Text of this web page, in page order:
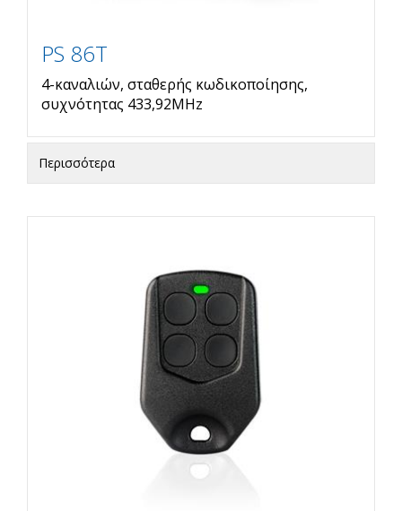
PS 86T
4-καναλιών, σταθερής κωδικοποίησης,
συχνότητας 433,92MHz
Περισσότερα